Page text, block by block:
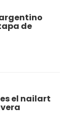
de
el nailart